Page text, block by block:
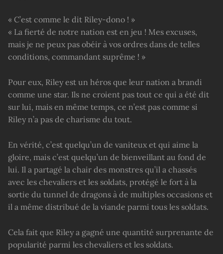
« C’est comme le dit Riley-dono ! »
« La fierté de notre nation est en jeu ! Mes excuses,
mais je ne peux pas obéir à vos ordres dans de telles
conditions, commandant suprême ! »
Pour eux, Riley est un héros que leur nation a brandi
comme une star. Ils ne croient pas tout ce qui a été dit
sur lui, mais en même temps, ce n’est pas comme si
Riley n’a pas de charisme du tout.
En vérité, c’est quelqu’un de vaniteux et qui aime la
gloire, mais c’est quelqu’un de bienveillant au fond de
lui. Il a partagé la chair des monstres qu’il a chassés
avec les chevaliers et les soldats, protégé le fort à la
sortie du tunnel de dragons à de multiples occasions et
il a même distribué de la viande parmi tous les soldats.
Cela fait que Riley a gagné une quantité surprenante de
popularité parmi les chevaliers et les soldats.